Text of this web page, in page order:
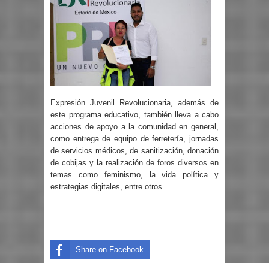
Expresión Juvenil Revolucionaria, además de
este programa educativo, también lleva a cabo
acciones de apoyo a la comunidad en general,
como entrega de equipo de ferretería, jornadas
de servicios médicos, de sanitización, donación
de cobijas y la realización de foros diversos en
temas como feminismo, la vida política y
estrategias digitales, entre otros.
Share on Facebook